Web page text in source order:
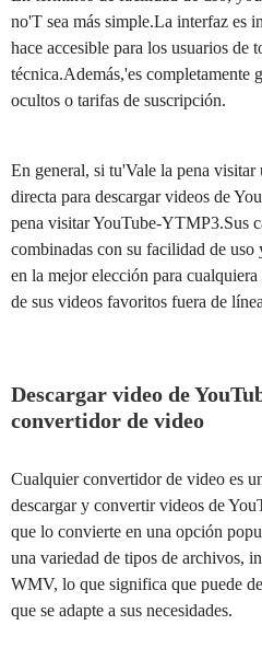
no'T sea más simple.La interfaz es
hace accesible para los usuarios de
técnica.Además,'es completamente
ocultos o tarifas de suscripción.
En general, si tu'Vale la pena
directa para descargar videos de
pena visitar YouTube-YTMP3.Sus
combinadas con su facilidad de
en la mejor elección para
de sus videos favoritos fuera de
Descargar video de
convertidor de video
Cualquier convertidor de video es
descargar y convertir videos de
que lo convierte en una opción
una variedad de tipos de archivos,
WMV, lo que significa que puede
que se adapte a sus necesidades.